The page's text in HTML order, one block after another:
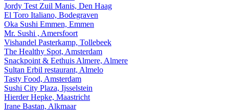
Jordy Test Zuil Manis, Den Haag
El Toro Italiano, Bodegraven
Oka Sushi Emmen, Emmen
Mr. Sushi , Amersfoort
Vishandel Pasterkamp, Tollebeek
The Healthy Spot, Amsterdam
Snackpoint & Eethuis Almere, Almere
Sultan Erbil restaurant, Almelo
Tasty Food, Amsterdam
Sushi City Plaza, Ijsselstein
Hierder Hepke, Maastricht
Irane Bastan, Alkmaar